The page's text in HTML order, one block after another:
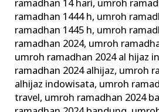
ramadhan 14 hari, umroh
ramadhan 1444 h, umroh
ramadhan 1445 h, umroh
ramadhan 2024, umroh
umroh ramadhan 2024 al hijaz
ramadhan 2024 alhijaz, umroh
alhijaz indowisata, umroh
travel, umroh ramadhan 2024